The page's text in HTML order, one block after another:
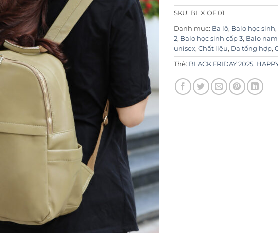
SKU: BL X OF 01
Danh mục: Ba lô, Balo học sinh,
2, Balo học sinh cấp 3, Balo nam,
unisex, Chất liệu, Da tổng hợp,
Thẻ: BLACK FRIDAY 2025,